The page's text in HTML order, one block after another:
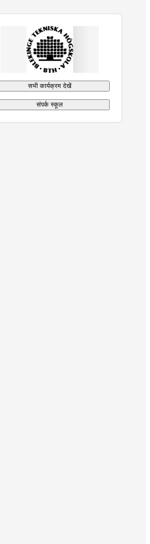
सभी कार्यक्रम देखें
संपर्क स्कूल